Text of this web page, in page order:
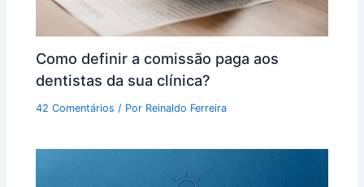
Como definir a comissão paga aos
dentistas da sua clínica?
42 Comentários / Por Reinaldo Ferreira